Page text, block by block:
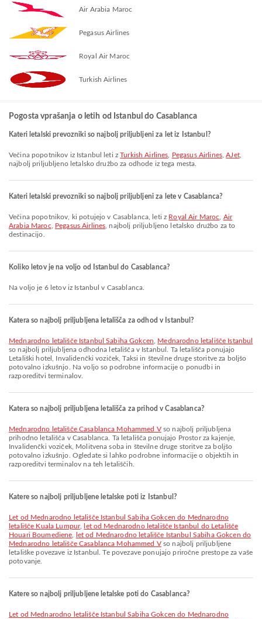
Air Arabia Maroc
Pegasus Airlines
Royal Air Maroc
Turkish Airlines
Pogosta vprašanja o letih od Istanbul do Casablanca
Kateri letalski prevozniki so najbolj priljubljeni za let iz Istanbul?
Večina popotnikov iz Istanbul leti zTurkish Airlines Pegasus Airlines,AJet,
najbolj priljubljeno letalsko družbo za odhode iz tega mesta.
Kateri letalski prevozniki so najbolj priljubljeni za lete v Casablanca?
Večina popotnikov, ki potujejo v Casablanca, leti z Royal Air Maroc
Air
Arabia Maroc
Pegasus Airlines , najbolj priljubljeno letalsko družbo za to
destinacijo.
Koliko letov je na voljo od Istanbul do Casablanca?
Na voljo je 6 letov iz Istanbul v Casablanca.
Katera so najbolj priljubljena letališča za odhod v Istanbul?
Mednarodno letališče Istanbul Sabiha Gokcen
Mednarodno letališče Istanbul
so najbolj priljubljena odhodna letališča v Istanbul. Ta letališča ponujajo
Letališki hotel, Invalidenčki voziček, Taksi in številne druge storitve za boljšo
potovalno izkušnjo. Na voljo so podrobne informacije o ponudbi in
razporeditvi terminalov.
Katera so najbolj priljubljena letališča za prihod v Casablanca?
Mednarodno letališče Casablanca Mohammed Vso najbolj priljubljena
prihodno letališča v Casablanca. Ta letališča ponujajo Prostor za kajenje,
Invalidenčki voziček, Molitvena soba in številne druge storitve za boljšo
potovalno izkušnjo. Ogledate si lahko podrobne informacije o objektih in
razporeditvi terminalov na teh letališčih.
Katere so najbolj priljubljene letalske poti iz Istanbul?
let od Mednarodno letališče Istanbul Sabiha Gokcen do Mednarodno
letališče Kuala Lumpur,
let od Mednarodno letališče Istanbul do Letališče
Houari Boumediene
let od Mednarodno letališče Istanbul Sabiha Gokcen do
Mednarodno letališče Casablanca Mohammed Vso najbolj priljubljene
letališke povezave iz Istanbul. Te povezave ponujajo priročne prestope za vaše
potovanje.
Katere so najbolj priljubljene letalske poti do Casablanca?
let od Mednarodno letališče Istanbul Sabiha Gokcen do Mednarodno